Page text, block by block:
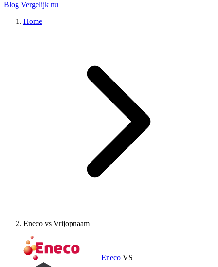
Blog Vergelijk nu
Home
Eneco vs Vrijopnaam
Eneco VS